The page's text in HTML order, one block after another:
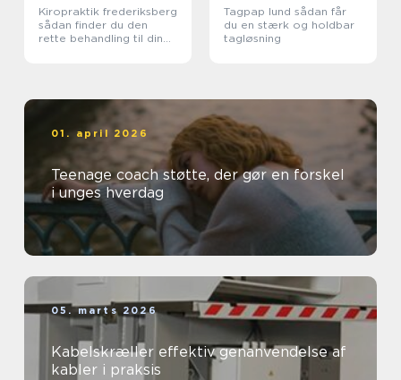
Kiropraktik frederiksberg
sådan finder du den
rette behandling til din
Tagpap lund sådan får
du en stærk og holdbar
tagløsning
01. april 2026
Teenage coach støtte, der gør en forskel
i unges hverdag
05. marts 2026
Kabelskræller effektiv genanvendelse af
kabler i praksis